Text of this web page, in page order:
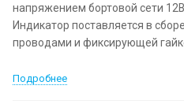
напряжением бортовой сети
Индикатор поставляется в
проводами и фиксирующей
Подробнее